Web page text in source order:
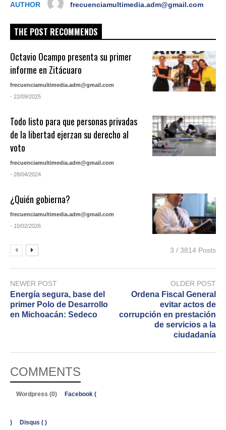
AUTHOR frecuenciamultimedia.adm@gmail.com
THE POST RECOMMENDS
Octavio Ocampo presenta su primer
informe en Zitácuaro
frecuenciamultimedia.adm@gmail.com
- 22/09/2025
Todo listo para que personas privadas
de la libertad ejerzan su derecho al
voto
frecuenciamultimedia.adm@gmail.com
- 28/04/2024
¿Quién gobierna?
frecuenciamultimedia.adm@gmail.com
- 10/02/2026
3 / 3814 Posts
NEWER POST
Energía segura, base del
primer Polo de Desarrollo
en Michoacán: Sedeco
OLDER POST
Ordena Fiscal General
evitar actos de
corrupción en prestación
de servicios a la
ciudadanía
COMMENTS
Wordpress (0) Facebook (
) Disqus ( )